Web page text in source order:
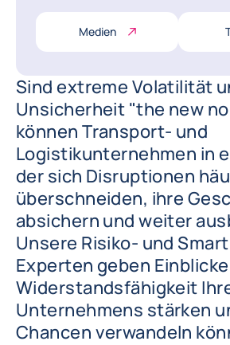
Medien
Sind extreme Volatilität
Unsicherheit "the new
können Transport- und
Logistikunternehmen in
der sich Disruptionen
überschneiden, ihre
absichern und weiter
Unsere Risiko- und
Experten geben
Widerstandsfähigkeit
Unternehmens stärken
Chancen verwandeln